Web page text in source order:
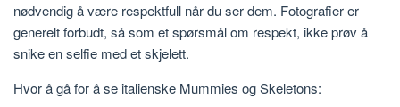
nødvendig å være respektfull når du ser dem. Fotografier er
generelt forbudt, så som et spørsmål om respekt, ikke prøv å
snike en selfie med et skjelett.
Hvor å gå for å se italienske Mummies og Skeletons: